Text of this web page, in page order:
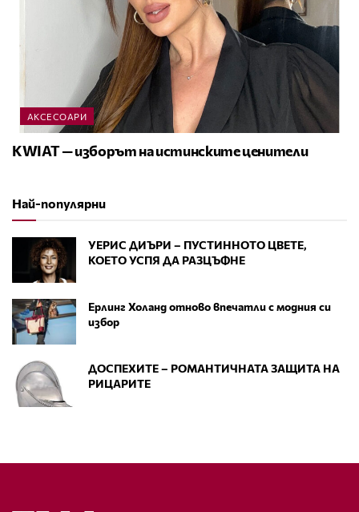
АКСЕСОАРИ
KWIAT — изборът на истинските ценители
Най-популярни
УЕРИС ДИЪРИ – ПУСТИННОТО ЦВЕТЕ,
КОЕТО УСПЯ ДА РАЗЦЪФНЕ
Ерлинг Холанд отново впечатли с модния си
избор
ДОСПЕХИТЕ – РОМАНТИЧНАТА ЗАЩИТА НА
РИЦАРИТЕ